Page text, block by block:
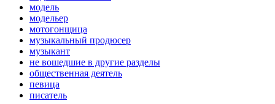
модель
модельер
мотогонщица
музыкальный продюсер
музыкант
не вошедшие в другие разделы
общественная деятель
певица
писатель